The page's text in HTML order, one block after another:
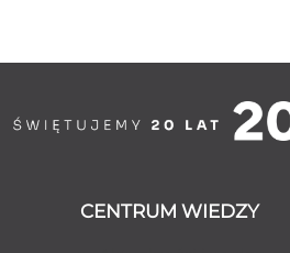
CENTRUM WIEDZY